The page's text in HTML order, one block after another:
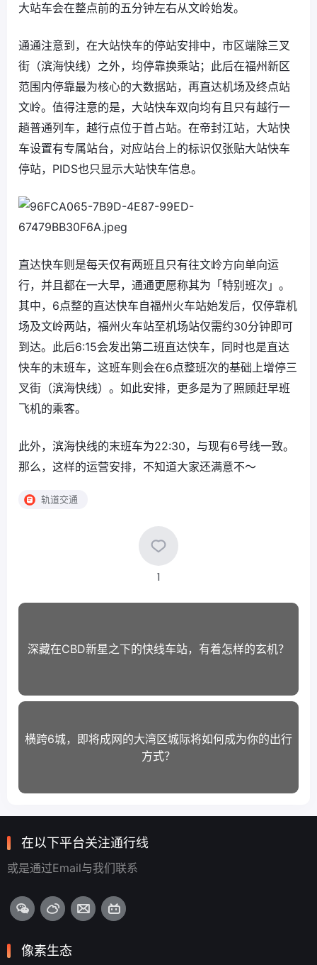
大站车会在整点前的五分钟左右从文岭始发。
通通注意到，在大站快车的停站安排中，市区端除三叉
街（滨海快线）之外，均停靠换乘站；此后在福州新区
范围内停靠最为核心的大数据站，再直达机场及终点站
文岭。值得注意的是，大站快车双向均有且只有越行一
趟普通列车，越行点位于首占站。在帝封江站，大站快
车设置有专属站台，对应站台上的标识仅张贴大站快车
停站，PIDS也只显示大站快车信息。
直达快车则是每天仅有两班且只有往文岭方向单向运
行，并且都在一大早，通通更愿称其为「特别班次」。
其中，6点整的直达快车自福州火车站始发后，仅停靠机
场及文岭两站，福州火车站至机场站仅需约30分钟即可
到达。此后6:15会发出第二班直达快车，同时也是直达
快车的末班车，这班车则会在6点整班次的基础上增停三
叉街（滨海快线）。如此安排，更多是为了照顾赶早班
飞机的乘客。
此外，滨海快线的末班车为22:30，与现有6号线一致。
那么，这样的运营安排，不知道大家还满意不～
轨道交通
1
深藏在CBD新星之下的快线车站，有着怎样的玄机？
横跨6城，即将成网的大湾区城际将如何成为你的出行
方式？
在以下平台关注通行线
或是通过Email与我们联系
像素生态